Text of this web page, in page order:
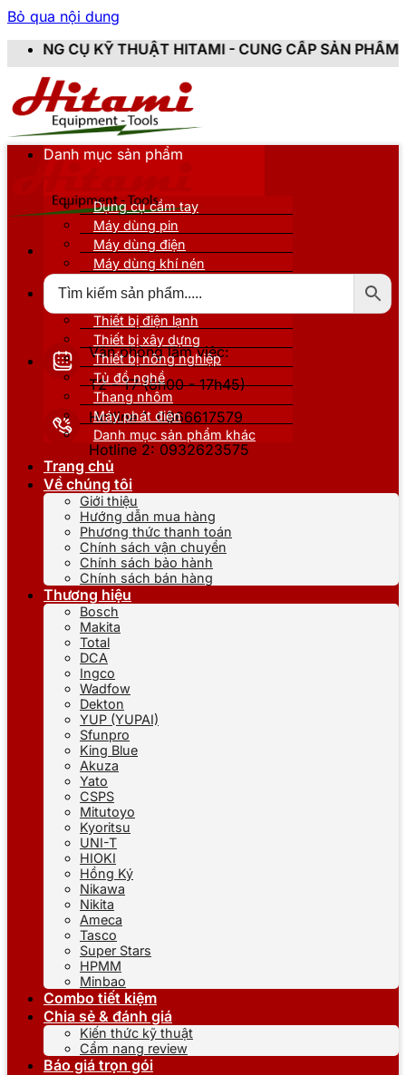
Bỏ qua nội dung
HITAMI - CUNG CẤP SẢN PHẨM CHÍNH HÃNG,
Văn phòng làm việc:
T2 - T7 (8h00 - 17h45)
Hotline 1: 0866617579
Hotline 2: 0932623575
Danh mục sản phẩm
Dụng cụ cầm tay
Máy dùng pin
Máy dùng điện
Máy dùng khí nén
Thiết bị nâng đỡ
Thiết bị điện lạnh
Thiết bị xây dựng
Thiết bị nông nghiệp
Tủ đồ nghề
Thang nhôm
Máy phát điện
Danh mục sản phẩm khác
Trang chủ
Về chúng tôi
Giới thiệu
Hướng dẫn mua hàng
Phương thức thanh toán
Chính sách vận chuyển
Chính sách bảo hành
Chính sách bán hàng
Thương hiệu
Bosch
Makita
Total
DCA
Ingco
Wadfow
Dekton
YUP (YUPAI)
Sfunpro
King Blue
Akuza
Yato
CSPS
Mitutoyo
Kyoritsu
UNI-T
HIOKI
Hồng Ký
Nikawa
Nikita
Ameca
Tasco
Super Stars
HPMM
Minbao
Combo tiết kiệm
Chia sẻ & đánh giá
Kiến thức kỹ thuật
Cẩm nang review
Báo giá trọn gói